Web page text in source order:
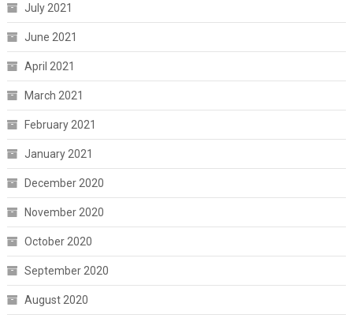
July 2021
June 2021
April 2021
March 2021
February 2021
January 2021
December 2020
November 2020
October 2020
September 2020
August 2020